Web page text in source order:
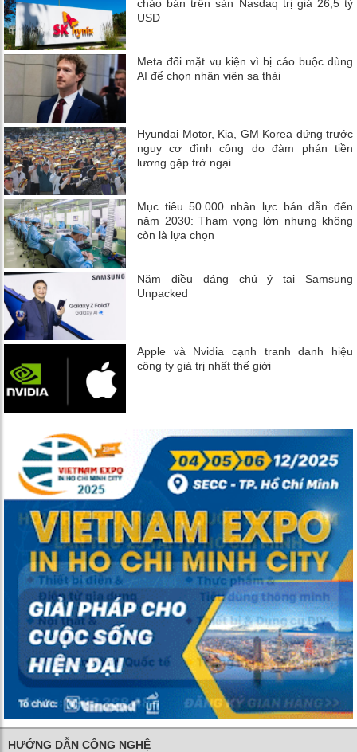
chào bán trên sàn Nasdaq trị giá 26,5 tỷ
USD
Meta đối mặt vụ kiện vì bị cáo buộc dùng
AI để chọn nhân viên sa thải
Hyundai Motor, Kia, GM Korea đứng trước
nguy cơ đình công do đàm phán tiền
lương gặp trở ngại
Mục tiêu 50.000 nhân lực bán dẫn đến
năm 2030: Tham vọng lớn nhưng không
còn là lựa chọn
Năm điều đáng chú ý tại Samsung
Unpacked
Apple và Nvidia cạnh tranh danh hiệu
công ty giá trị nhất thế giới
HƯỚNG DẪN CÔNG NGHỆ